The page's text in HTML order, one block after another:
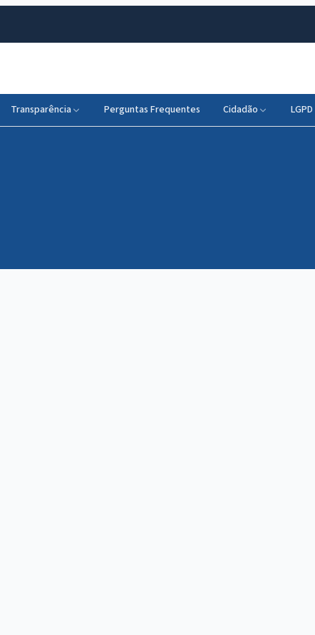
Transparência Perguntas Frequentes Cidadão LGPD